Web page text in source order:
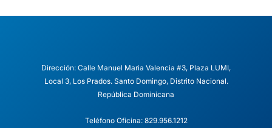
p
Dirección: Calle Manuel Maria Valencia #3, Plaza LUMI,
Local 3, Los Prados. Santo Domingo, Distrito Nacional.
República Dominicana
Teléfono Oficina: 829.956.1212